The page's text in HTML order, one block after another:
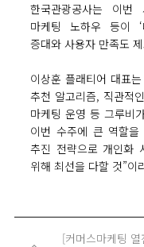
한국관광공사는 이번
마케팅 노하우 등이
증대와 사용자 만족도
이상훈 플래티어 대표는
추천 알고리즘, 직관적
마케팅 운영 등그루비
이번 수주에 큰 역할
추진 전략으로 개인화
위해 최선을 다할 것”이
[커머스마케팅